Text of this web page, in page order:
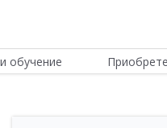
обучение